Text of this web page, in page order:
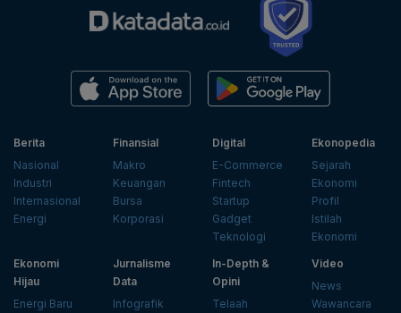
Berita
Nasional
Industri
Internasional
Energi
Finansial
Makro
Keuangan
Bursa
Korporasi
Digital
E-Commerce
Fintech
Startup
Gadget
Teknologi
Ekonopedia
Sejarah
Ekonomi
Profil
Istilah
Ekonomi
Ekonomi
Hijau
Energi Baru
Jurnalisme
Data
Infografik
In-Depth &
Opini
Telaah
Video
News
Wawancara